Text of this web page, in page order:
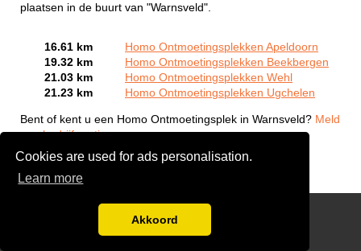
Cookies are used for ads personalisation.
Learn more
Akkoord
plaatsen in de buurt van "Warnsveld".
16.61 km
Homo Ontmoetingsplekken Apeldoorn
19.32 km
Homo Ontmoetingsplekken Beekbergen
21.03 km
Homo Ontmoetingsplekken Wehl
21.23 km
Homo Ontmoetingsplekken Ugchelen
Bent of kent u een Homo Ontmoetingsplek in Warnsveld? Meld
een bedrijf gratis aan